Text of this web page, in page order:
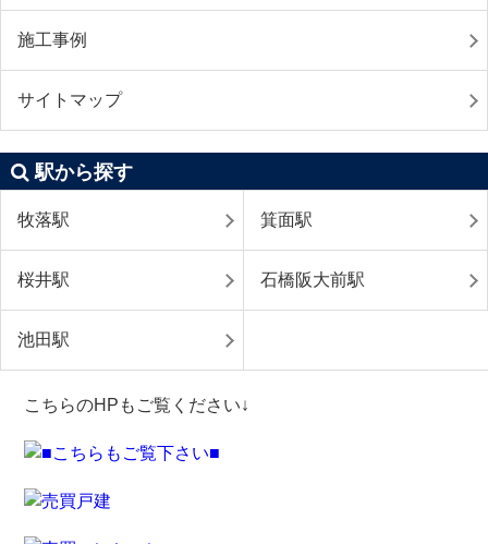
施工事例
サイトマップ
駅から探す
牧落駅 箕面駅
桜井駅 石橋阪大前駅
池田駅
こちらのHPもご覧ください↓